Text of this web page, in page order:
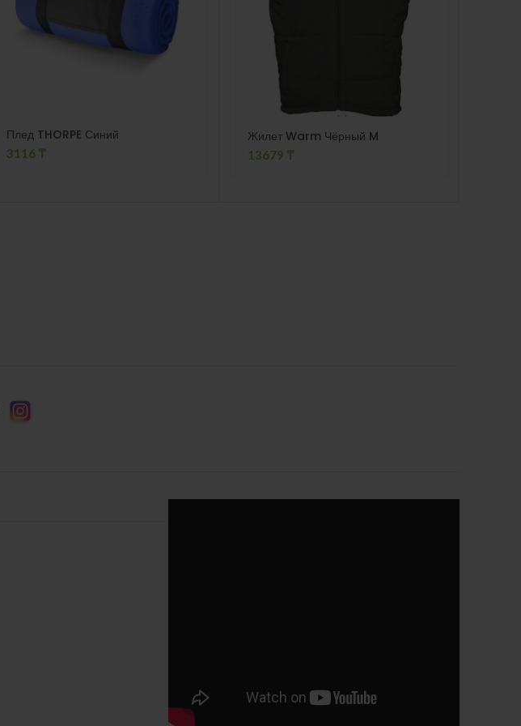
Плед THORPE Синий
3116 ₸
Жилет Warm Чёрный M
13679 ₸